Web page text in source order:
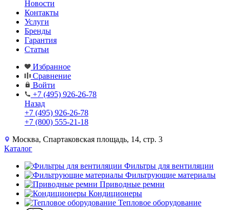
Новости
Контакты
Услуги
Бренды
Гарантия
Статьи
Избранное
Сравнение
Войти
+7 (495) 926-26-78
Назад
+7 (495) 926-26-78
+7 (800) 555-21-18
Москва, Спартаковская площадь, 14, стр. 3
Каталог
Фильтры для вентиляции
Фильтрующие материалы
Приводные ремни
Кондиционеры
Тепловое оборудование